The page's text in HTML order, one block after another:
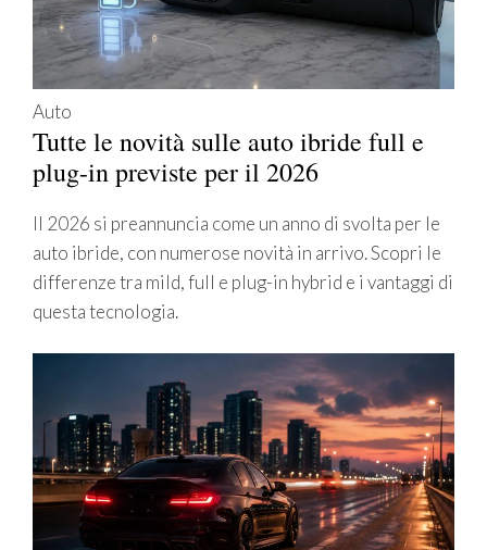
Auto
Tutte le novità sulle auto ibride full e
plug-in previste per il 2026
Il 2026 si preannuncia come un anno di svolta per le
auto ibride, con numerose novità in arrivo. Scopri le
differenze tra mild, full e plug-in hybrid e i vantaggi di
questa tecnologia.